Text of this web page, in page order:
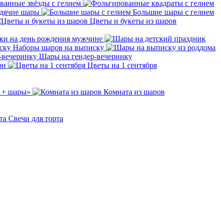
звёзды с гелием
шары
Большие шары с гелием
Цветы и букеты из шаров
на день рождения мужчине
Наборы шаров на выписку
Шары на гендер-вечеринку
Цветы на 1 сентября
+ шары»
Комната из шаров
Свечи для торта